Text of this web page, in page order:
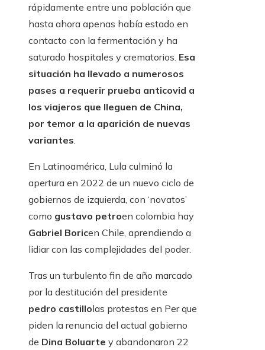
rápidamente entre una población que
hasta ahora apenas había estado en
contacto con la fermentación y ha
saturado hospitales y crematorios. Esa
situación ha llevado a numerosos
pases a requerir prueba anticovid a
los viajeros que lleguen de China,
por temor a la aparición de nuevas
variantes
En Latinoamérica, Lula culminó la
apertura en 2022 de un nuevo ciclo de
gobiernos de izquierda, con ‘novatos’
como gustavo petroen colombia hay
Gabriel Boricen Chile, aprendiendo a
lidiar con las complejidades del poder.
Tras un turbulento fin de año marcado
por la destitución del presidente
pedro castillolas protestas en Per que
piden la renuncia del actual gobierno
de Dina Boluarte y abandonaron 22